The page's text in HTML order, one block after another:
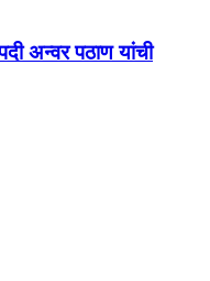
अन्वर पठाण यांची